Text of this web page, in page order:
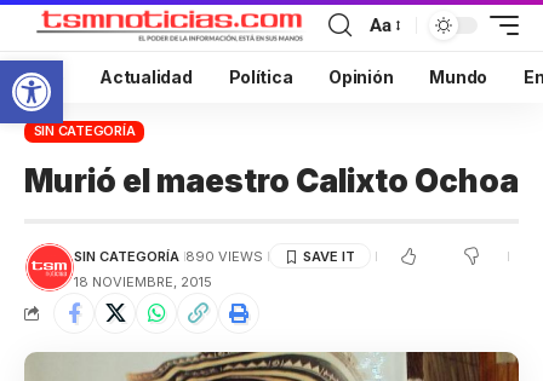
Abrir barra de herramientas
Aa
Inicio Actualidad Política Opinión Mundo
SIN CATEGORÍA
Murió el maestro Calixto Ochoa
SIN CATEGORÍA 890 VIEWS
18 NOVIEMBRE, 2015